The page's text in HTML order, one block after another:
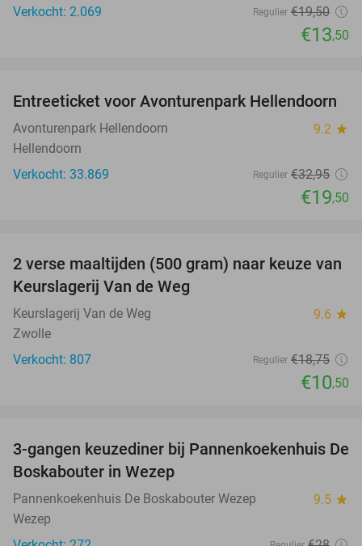
Verkocht: 2.069
Regulier €19,50
€13,50
41%
Entreeticket voor Avonturenpark Hellendoorn
Avonturenpark Hellendoorn 9.2 star
Hellendoorn
Verkocht: 33.869
Regulier €32,95
€19,50
44%
2 verse maaltijden (500 gram) naar keuze van
Keurslagerij Van de Weg
Keurslagerij Van de Weg 9.6 star
Zwolle
Verkocht: 807
Regulier €18,75
€10,50
36%
3-gangen keuzediner bij Pannenkoekenhuis De
Boskabouter in Wezep
Pannenkoekenhuis De Boskabouter Wezep 9.5 star
Wezep